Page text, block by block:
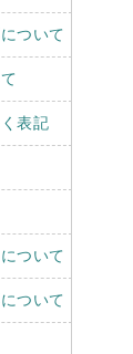
ついて
表記
ついて
ついて